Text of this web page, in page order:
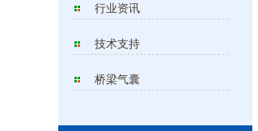
行业资讯
技术支持
桥梁气囊